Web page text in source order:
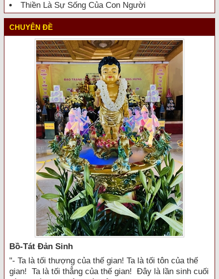
Thiền Là Sự Sống Của Con Người
CHUYÊN ĐỀ
Bồ-Tát Đản Sinh
"- Ta là tối thượng của thế gian! Ta là tối tôn của thế
gian! Ta là tối thẳng của thế gian! Đây là lần sinh cuối